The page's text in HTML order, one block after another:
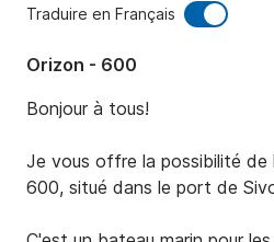
Traduire en Français
Orizon - 600
Bonjour à tous!
Je vous offre la possibilité de
600, situé dans le port de